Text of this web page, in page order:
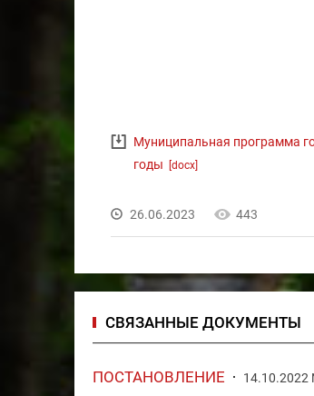
Муниципальная программа
годы
[docx]
26.06.2023 443
СВЯЗАННЫЕ ДОКУМЕНТЫ
ПОСТАНОВЛЕНИЕ